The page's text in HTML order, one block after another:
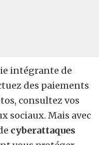
intégrante de
des paiements
consultez vos
sociaux. Mais avec
cyberattaques